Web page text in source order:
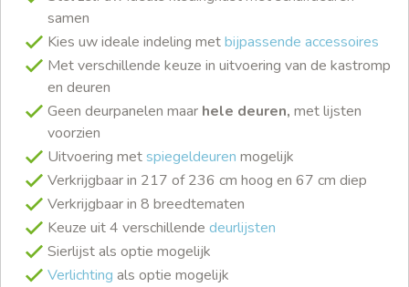
samen
Kies uw ideale indeling metbijpassende accessoires
Met verschillende keuze in uitvoering van de kastromp
en deuren
Geen deurpanelen maar hele deuren, met lijsten
voorzien
Uitvoering metspiegeldeuren mogelijk
Verkrijgbaar in 217 of 236 cm hoog en 67 cm diep
Verkrijgbaar in 8 breedtematen
Keuze uit 4 verschillende deurlijsten
Sierlijst als optie mogelijk
Verlichting als optie mogelijk